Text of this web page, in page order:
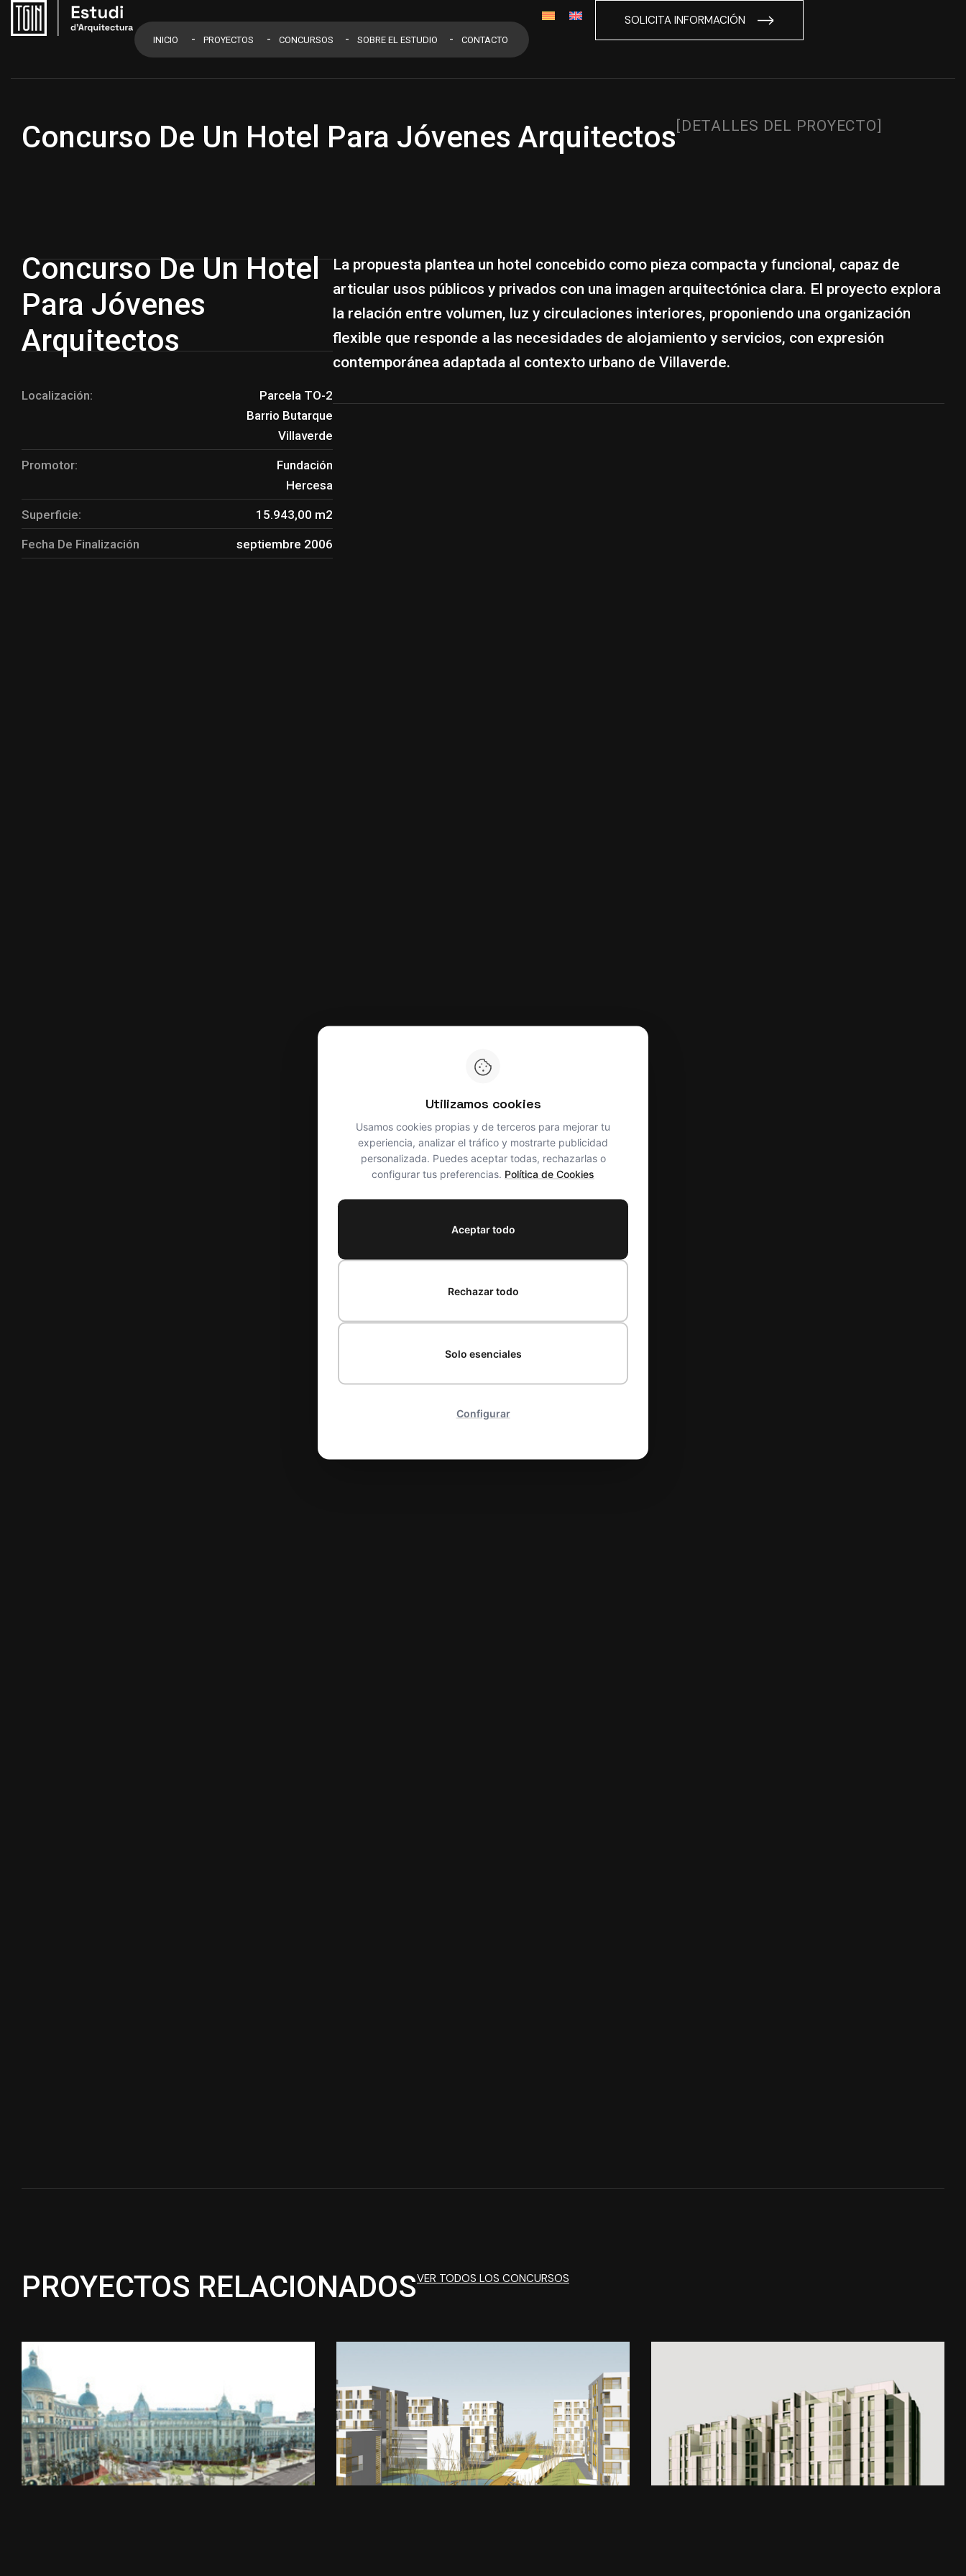
INICIO PROYECTOS CONCURSOS SOBRE EL ESTUDIO CONTACTO
SOLICITA INFORMACIÓN
Concurso De Un Hotel Para Jóvenes Arquitectos [DETALLES DEL PROYECTO]
Concurso De Un Hotel
Para Jóvenes
Arquitectos
Localización:
Parcela TO-2
Barrio Butarque
Villaverde
Promotor:
Fundación
Hercesa
Superficie: 15.943,00 m2
Fecha De Finalización septiembre 2006
La propuesta plantea un hotel concebido como pieza compacta y funcional, capaz de
articular usos públicos y privados con una imagen arquitectónica clara. El proyecto explora
la relación entre volumen, luz y circulaciones interiores, proponiendo una organización
flexible que responde a las necesidades de alojamiento y servicios, con expresión
contemporánea adaptada al contexto urbano de Villaverde.
PROYECTOS RELACIONADOSVER TODOS LOS CONCURSOS
Utilizamos cookies
Usamos cookies propias y de terceros para mejorar tu
experiencia, analizar el tráfico y mostrarte publicidad
personalizada. Puedes aceptar todas, rechazarlas o
configurar tus preferencias. Política de Cookies
Configurar
Solo esenciales
Rechazar todo
Aceptar todo